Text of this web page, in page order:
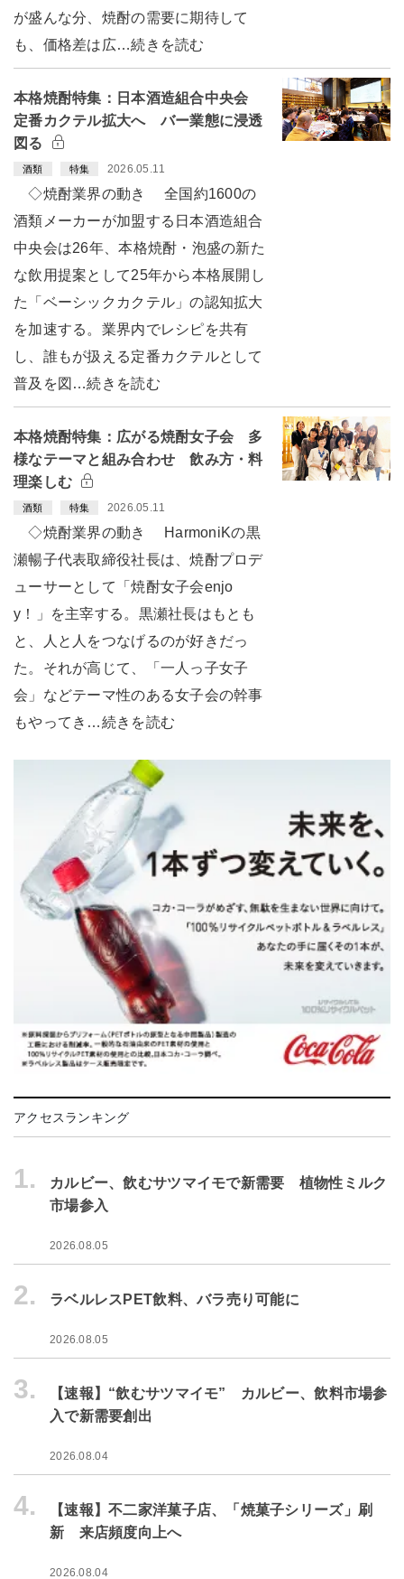
が盛んな分、焼酎の需要に期待して
も、価格差は広…続きを読む
本格焼酎特集：日本酒造組合中央会
定番カクテル拡大へ バー業態に浸透
図る
酒類 特集 2026.05.11
◇焼酎業界の動き 全国約1600の
酒類メーカーが加盟する日本酒造組合
中央会は26年、本格焼酎・泡盛の新た
な飲用提案として25年から本格展開し
た「ベーシックカクテル」の認知拡大
を加速する。業界内でレシピを共有
し、誰もが扱える定番カクテルとして
普及を図…続きを読む
本格焼酎特集：広がる焼酎女子会 多
様なテーマと組み合わせ 飲み方・料
理楽しむ
酒類 特集 2026.05.11
◇焼酎業界の動き HarmoniKの黒
瀬暢子代表取締役社長は、焼酎プロデ
ューサーとして「焼酎女子会enjo
y！」を主宰する。黒瀬社長はもとも
と、人と人をつなげるのが好きだっ
た。それが高じて、「一人っ子女子
会」などテーマ性のある女子会の幹事
もやってき…続きを読む
アクセスランキング
1.
カルビー、飲むサツマイモで新需要 植物性ミルク
市場参入
2026.08.05
2. ラベルレスPET飲料、バラ売り可能に
2026.08.05
3.
【速報】“飲むサツマイモ” カルビー、飲料市場参
入で新需要創出
2026.08.04
4.
【速報】不二家洋菓子店、「焼菓子シリーズ」刷
新 来店頻度向上へ
2026.08.04